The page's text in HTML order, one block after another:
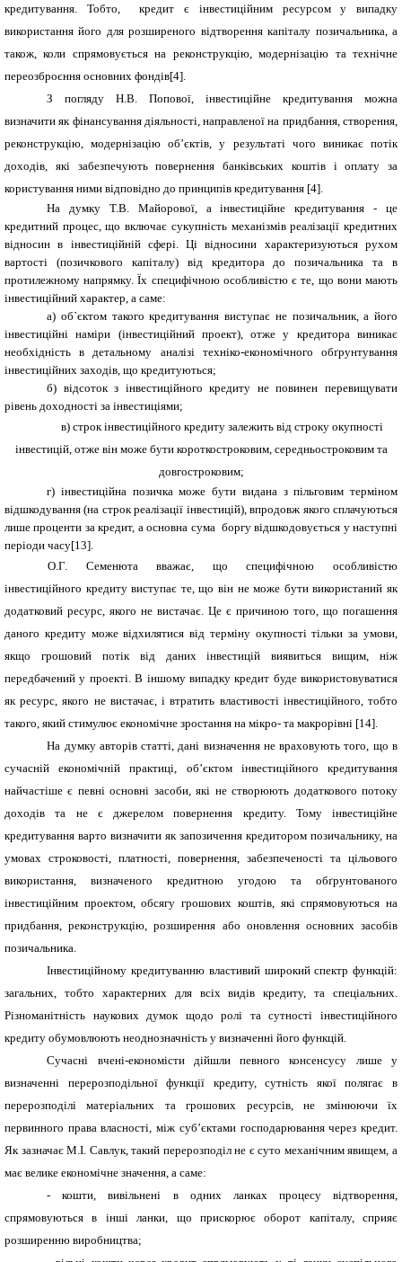
кредитування. Тобто, кредит є інвестиційним ресурсом у випадку
використання його для розширеного відтворення капіталу позичальника, а
також, коли спрямовується на реконструкцію, модернізацію та технічне
переозброєння основних фондів[4].
З погляду Н.В. Попової, інвестиційне кредитування можна
визначити як фінансування діяльності, направленої на придбання, створення,
реконструкцію, модернізацію об’єктів, у результаті чого виникає потік
доходів, які забезпечують повернення банківських коштів і оплату за
користування ними відповідно до принципів кредитування [4].
На думку Т.В. Майорової, а
інвестиційне кредитування - це
кредитний процес, що включає сукупність механізмів реалізації кредитних
відносин в інвестиційній сфері. Ці відносини характеризуються рухом
вартості (позичкового капіталу) від кредитора до позичальника та в
протилежному напрямку. Їх специфічною особливістю є те, що вони мають
інвестиційний характер, а саме:
а) об`єктом такого кредитування виступає не позичальник, а його
інвестиційні наміри (інвестиційний проект), отже у кредитора виникає
необхідність в детальному аналізі техніко-економічного обґрунтування
інвестиційних заходів, що кредитуються;
б) відсоток з інвестиційного кредиту не повинен перевищувати
рівень доходності за інвестиціями;
в) строк інвестиційного кредиту залежить від строку окупності
інвестицій, отже він може бути короткостроковим, середньостроковим та
довгостроковим;
г) інвестиційна позичка може бути видана з пільговим терміном
відшкодування (на строк реалізації інвестицій), впродовж якого сплачуються
лише проценти за кредит, а основна сума боргу відшкодовується у наступні
періоди часу[13].
О.Г. Семенюта вважає, що специфічною особливістю
інвестиційного кредиту виступає те, що він не може бути використаний як
додатковий ресурс, якого не вистачає. Це є причиною того, що погашення
даного кредиту може відхилятися від терміну окупності тільки за умови,
якщо грошовий потік від даних інвестицій виявиться вищим, ніж
передбачений у проекті. В іншому випадку кредит буде використовуватися
як ресурс, якого не вистачає, і втратить властивості інвестиційного, тобто
такого, який стимулює економічне зростання на мікро- та макрорівні [14].
На думку авторів статті, дані визначення не враховують того, що в
сучасній економічній практиці, об’єктом інвестиційного кредитування
найчастіше є певні основні засоби, які не створюють додаткового потоку
доходів та не є джерелом повернення кредиту. Тому інвестиційне
кредитування варто визначити як запозичення кредитором позичальнику, на
умовах строковості, платності, повернення, забезпеченості та цільового
використання, визначеного кредитною угодою та обґрунтованого
інвестиційним проектом, обсягу грошових коштів, які спрямовуються на
придбання, реконструкцію, розширення або оновлення основних засобів
позичальника.
Інвестиційному кредитуванню властивий широкий спектр функцій:
загальних, тобто характерних для всіх видів кредиту, та спеціальних.
Різноманітність наукових думок щодо ролі та сутності інвестиційного
кредиту обумовлюють неоднозначність у визначенні його функцій.
Сучасні вчені-економісти дійшли певного консенсусу лише у
визначенні перерозподільної функції кредиту, сутність якої полягає в
перерозподілі матеріальних та грошових ресурсів, не змінюючи їх
первинного права власності, між суб’єктами господарювання через кредит.
Як зазначає М.І. Савлук, такий перерозподіл не є суто механічним явищем, а
має велике економічне значення, а саме:
- кошти, вивільнені в одних ланках процесу відтворення,
спрямовуються в інші ланки, що прискорює оборот капіталу, сприяє
розширенню виробництва;